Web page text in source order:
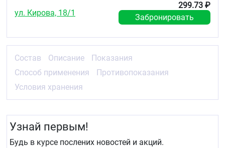
ул. Кирова, 18/1
299.73 ₽
Забронировать
Состав Описание
Показания
Способ применения
Противопоказания
Условия хранения
Узнай первым!
Будь в курсе послених новостей и акций.